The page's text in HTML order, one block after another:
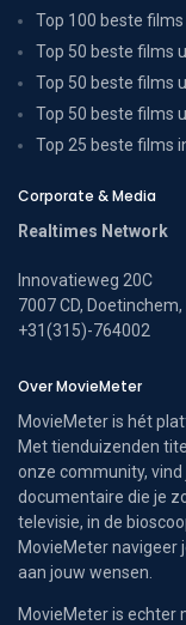
Top 100 beste
Top 50 beste films
Top 50 beste films
Top 50 beste films
Top 25 beste films
Corporate & Media
Realtimes Network
Innovatieweg 20C
7007 CD,
+31(315)-764002
Over MovieMeter
MovieMeter is hét
Met tienduizenden
onze community,
documentaire die je
televisie, in de
MovieMeter navigeer
aan jouw wensen.
MovieMeter is echter